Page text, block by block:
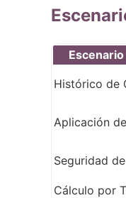
Histórico de
Aplicación
Seguridad
Cálculo por